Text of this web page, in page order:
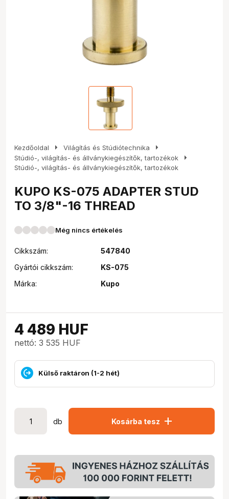
Kezdőoldal arrow_right Világítás és Stúdiótechnika arrow_right
Stúdió-, világítás- és állványkiegészítők, tartozékok arrow_right
Stúdió-, világítás- és állványkiegészítők, tartozékok
KUPO KS-075 ADAPTER STUD
TO 3/8"-16 THREAD
Még nincs értékelés
Cikkszám:
547840
Gyártói cikkszám:
KS-075
Márka:
Kupo
4 489 HUF
nettó: 3 535 HUF
Külső raktáron (1-2 hét)
db Kosárba tesz add